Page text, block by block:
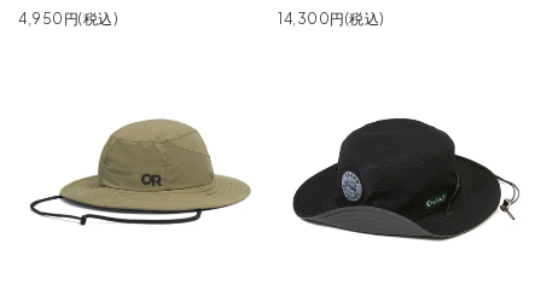
4,950円(税込)
14,300円(税込)